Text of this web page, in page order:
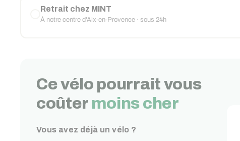
Retrait chez MINT
À notre centre d'Aix-en-Provence · sous 24h
Ce vélo pourrait vous
coûter moins cher
Vous avez déjà un vélo ?